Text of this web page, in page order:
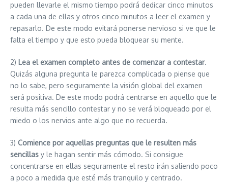
pueden llevarle el mismo tiempo podrá dedicar cinco minutos
a cada una de ellas y otros cinco minutos a leer el examen y
repasarlo. De este modo evitará ponerse nervioso si ve que le
falta el tiempo y que esto pueda bloquear su mente.
2) Lea el examen completo antes de comenzar a contestar.
Quizás alguna pregunta le parezca complicada o piense que
no lo sabe, pero seguramente la visión global del examen
será positiva. De este modo podrá centrarse en aquello que le
resulta más sencillo contestar y no se verá bloqueado por el
miedo o los nervios ante algo que no recuerda.
3) Comience por aquellas preguntas que le resulten más
sencillas y le hagan sentir más cómodo. Si consigue
concentrarse en ellas seguramente el resto irán saliendo poco
a poco a medida que esté más tranquilo y centrado.